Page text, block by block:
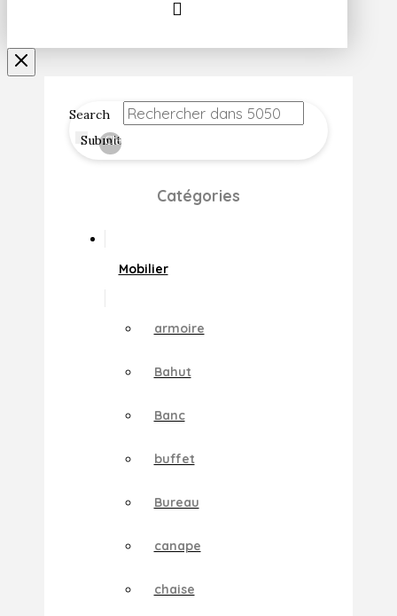
Search
Submit
Clear
Catégories
Mobilier
armoire
Bahut
Banc
buffet
Bureau
canape
chaise